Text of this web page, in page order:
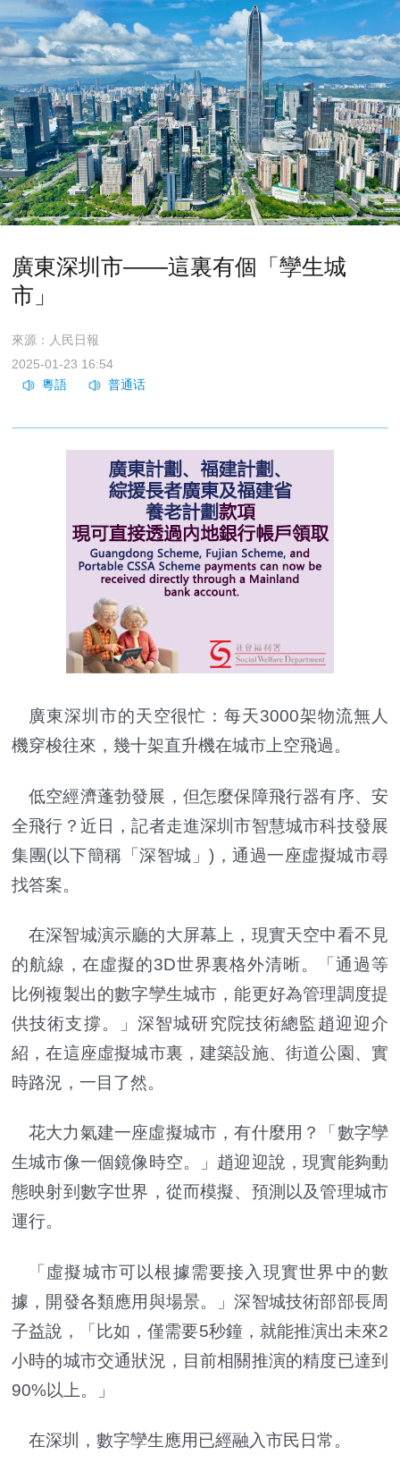
廣東深圳市——這裏有個「孿生城
市」
來源：人民日報
2025-01-23 16:54
廣東深圳市的天空很忙：每天3000架物流無人
機穿梭往來，幾十架直升機在城市上空飛過。
低空經濟蓬勃發展，但怎麼保障飛行器有序、安
全飛行？近日，記者走進深圳市智慧城市科技發展
集團(以下簡稱「深智城」)，通過一座虛擬城市尋
找答案。
在深智城演示廳的大屏幕上，現實天空中看不見
的航線，在虛擬的3D世界裏格外清晰。「通過等
比例複製出的數字孿生城市，能更好為管理調度提
供技術支撐。」深智城研究院技術總監趙迎迎介
紹，在這座虛擬城市裏，建築設施、街道公園、實
時路況，一目了然。
花大力氣建一座虛擬城市，有什麼用？「數字孿
生城市像一個鏡像時空。」趙迎迎說，現實能夠動
態映射到數字世界，從而模擬、預測以及管理城市
運行。
「虛擬城市可以根據需要接入現實世界中的數
據，開發各類應用與場景。」深智城技術部部長周
子益說，「比如，僅需要5秒鐘，就能推演出未來2
小時的城市交通狀況，目前相關推演的精度已達到
90%以上。」
在深圳，數字孿生應用已經融入市民日常。